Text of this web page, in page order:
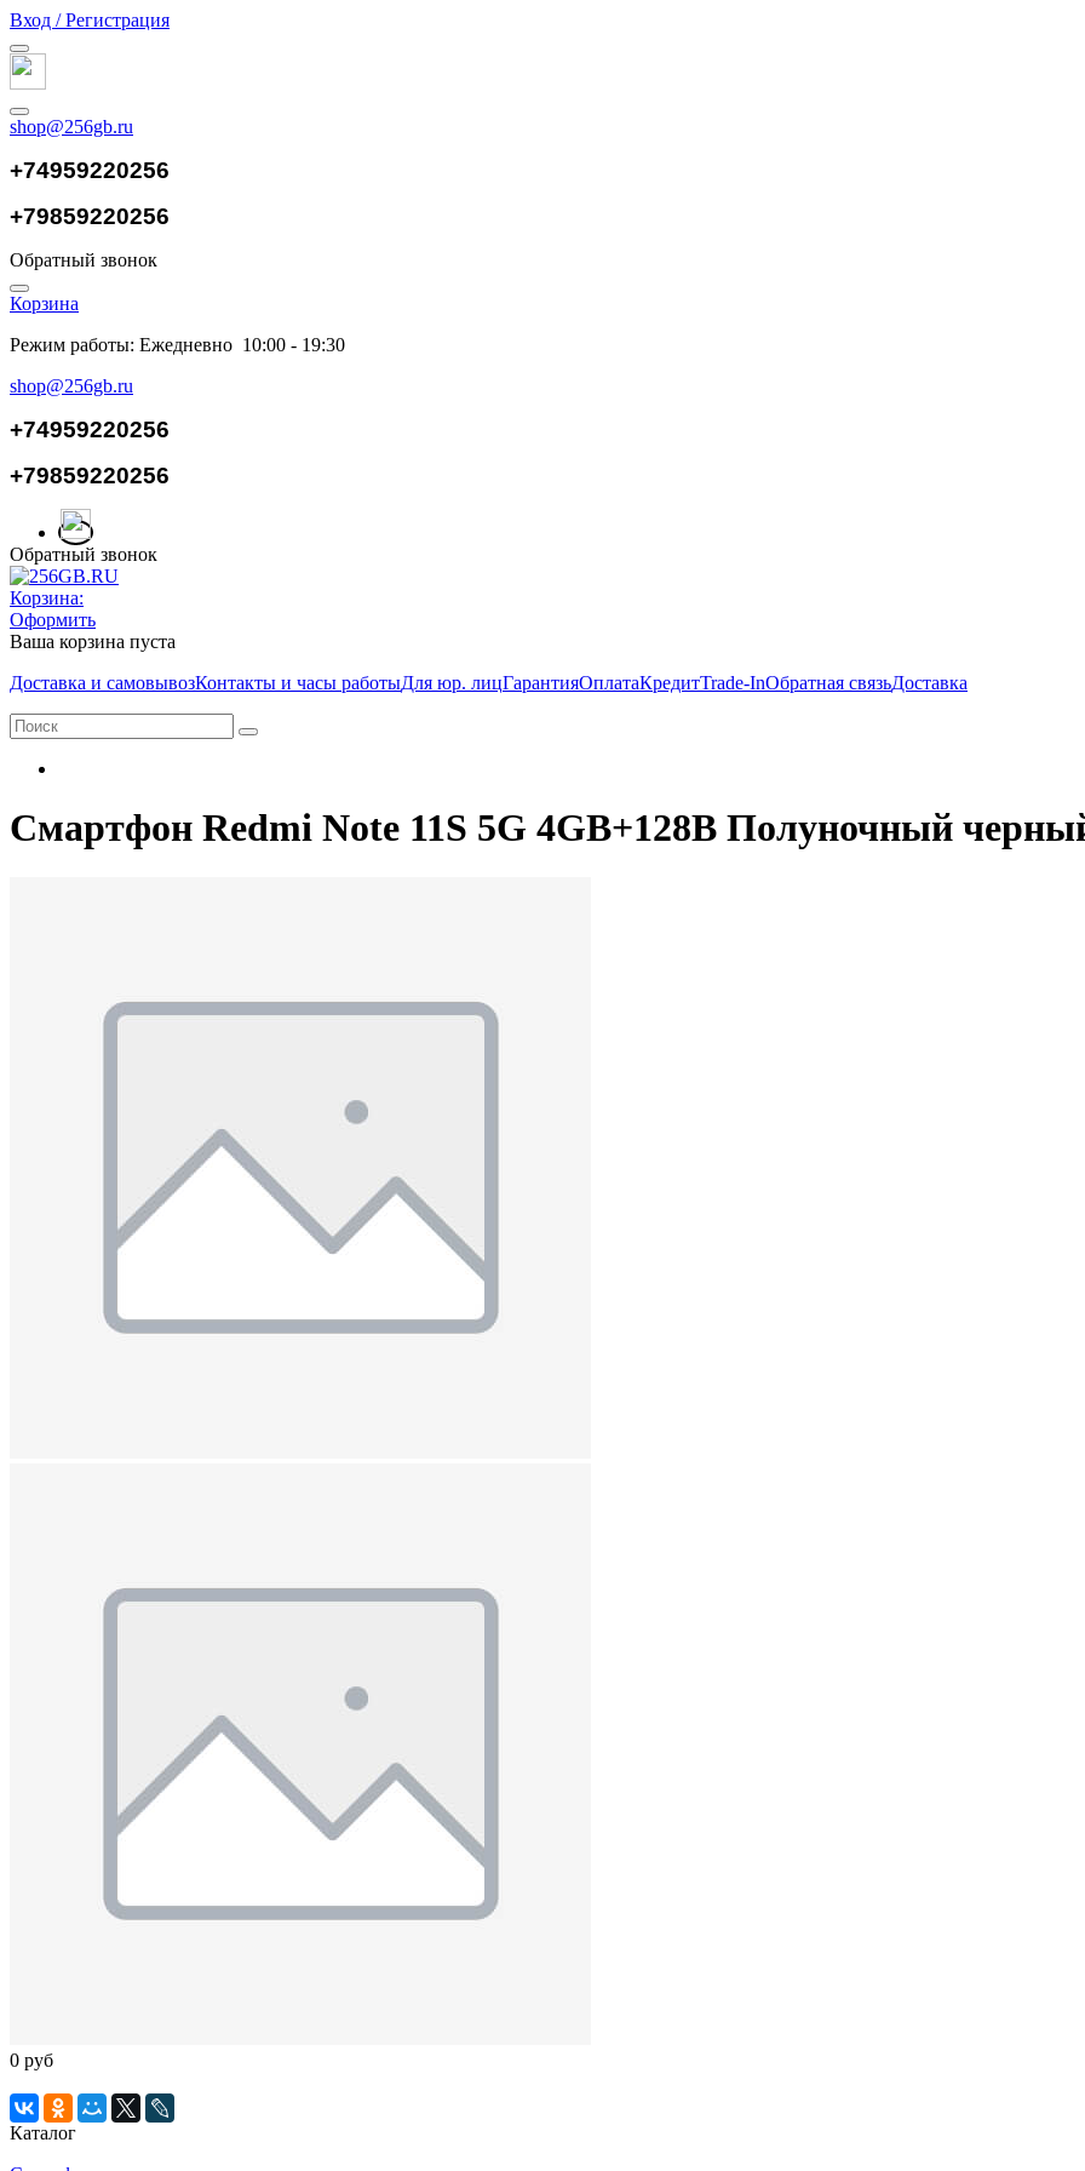
Вход / Регистрация
shop@256gb.ru
+74959220256
+79859220256
Обратный звонок
Корзина
Режим работы: Ежедневно 10:00 - 19:30
shop@256gb.ru
+74959220256
+79859220256
Обратный звонок
Корзина:
Оформить
Ваша корзина пуста
Доставка и самовывозКонтакты и часы работыДля юр. лицГарантияОплатаКредитTrade-InОбратная связьДоставка
Смартфон Redmi Note 11S 5G 4GB+128B Полуночный
0 руб
Каталог